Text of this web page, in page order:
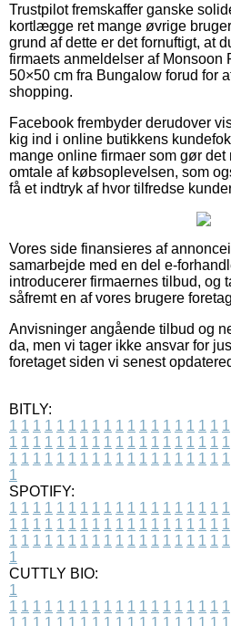
Trustpilot fremskaffer ganske
kortlægge ret mange øvrige
grund af dette er det fornuftigt, at
firmaets anmeldelser af
50×50 cm fra Bungalow forud for
shopping.
Facebook frembyder derudover
kig ind i online butikkens
mange online firmaer som gør det
omtale af købsoplevelsen, som
få et indtryk af hvor tilfredse
Vores side finansieres af
samarbejde med en del e-
introducerer firmaernes tilbud, og
såfremt en af vores brugere
Anvisninger angående tilbud og
da, men vi tager ikke ansvar for
foretaget siden vi senest
BITLY:
1 1 1 1 1 1 1 1 1 1 1 1 1 1 1 1 1 1 1
1 1 1 1 1 1 1 1 1 1 1 1 1 1 1 1 1 1 1
1 1 1 1 1 1 1 1 1 1 1 1 1 1 1 1 1 1 1
1
SPOTIFY:
1 1 1 1 1 1 1 1 1 1 1 1 1 1 1 1 1 1 1
1 1 1 1 1 1 1 1 1 1 1 1 1 1 1 1 1 1 1
1 1 1 1 1 1 1 1 1 1 1 1 1 1 1 1 1 1 1
1
CUTTLY BIO:
1
1 1 1 1 1 1 1 1 1 1 1 1 1 1 1 1 1 1 1
1 1 1 1 1 1 1 1 1 1 1 1 1 1 1 1 1 1 1